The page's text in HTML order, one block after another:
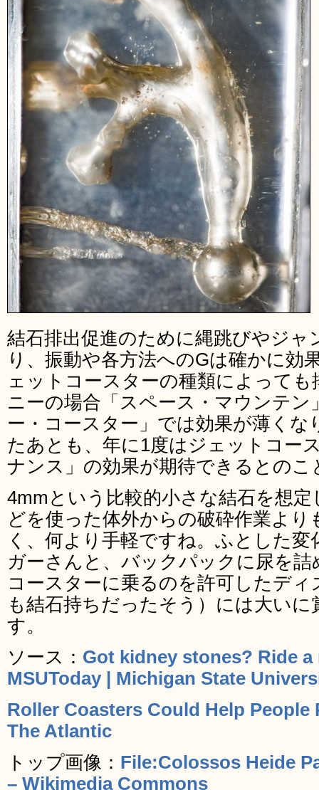
結石排出促進のために縄跳びやジャ
り、振動や各方法へのGは確かに効
ェットコースターの種類によって
ニーの場合「スペース・マウンテ
ー・コースター」では効果が薄くな
たあとも、年に1度はジェットコー
ナンス」の効果が期待できるとのこ
4mmという比較的小さな結石を想
どを使った体外からの破砕作業より
く、何より手軽ですね。ふとした
ガーさんと、バックパックに尿を
コースターに乗るのを許可したデ
も結石持ちだったそう）には大い
す。
ソース： Got kidney stones? Ride
MSUToday | Michigan State
Roller Coasters Could Help People
The Atlantic
トップ画像： File:Colossos Heide
– Wikimedia Commons